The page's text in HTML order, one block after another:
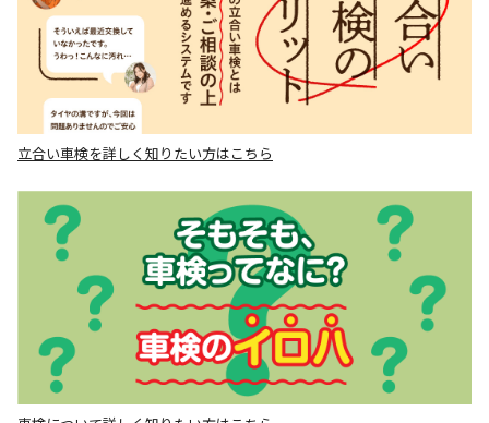
立合い車検を詳しく知りたい方はこちら